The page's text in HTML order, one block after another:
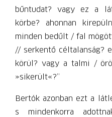
bűntudat? vagy ez a
körbe? ahonnan
minden bedűlt / fal
// serkentő céltalanság?
körül? vagy a talmi /
»sikerült«?”
Bertók azonban ezt a
s mindenkorra